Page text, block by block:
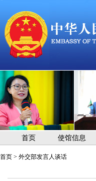
首页 使馆信息
首页 > 外交部发言人谈话